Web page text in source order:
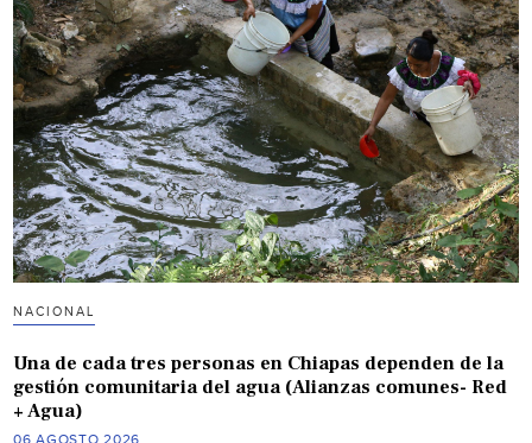
NACIONAL
Una de cada tres personas en Chiapas dependen de la
gestión comunitaria del agua (Alianzas comunes- Red
+ Agua)